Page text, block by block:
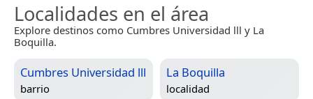
Localidades en el área
Explore destinos como Cumbres Universidad lll y La
Boquilla.
Cumbres Universidad lll
barrio
La Boquilla
localidad